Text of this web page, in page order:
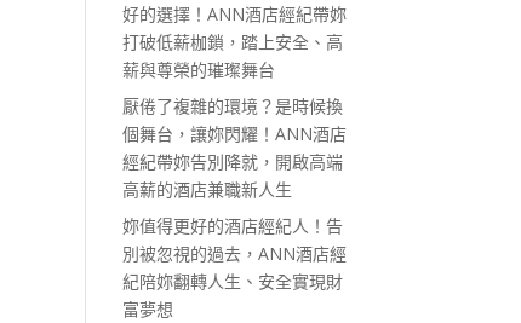
好的選擇！ANN酒店經紀帶妳
打破低薪枷鎖，踏上安全、高
薪與尊榮的璀璨舞台
厭倦了複雜的環境？是時候換
個舞台，讓妳閃耀！ANN酒店
經紀帶妳告別降就，開啟高端
高薪的酒店兼職新人生
妳值得更好的酒店經紀人！告
別被忽視的過去，ANN酒店經
紀陪妳翻轉人生、安全實現財
富夢想